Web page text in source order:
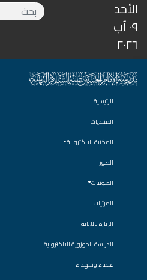
الأحد
٠٩ آب
٢٠٢٦
الرئيسية
المنتديات
المكتبة الالكترونية
الصور
الصوتيات
المرئيات
الزيارة بالانابة
الدراسة الحوزوية الالكترونية
علماء وشهداء